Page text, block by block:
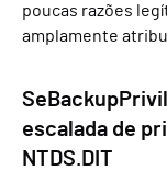
poucas razões
amplamente
escalada de
NTDS.DIT